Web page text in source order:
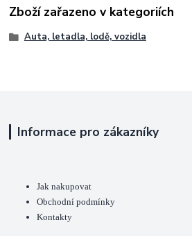
Zboží zařazeno v kategoriích
Auta, letadla, lodě, vozidla
Informace pro zákazníky
Jak nakupovat
Obchodní podmínky
Kontakty